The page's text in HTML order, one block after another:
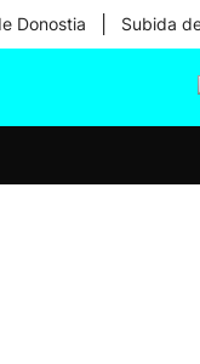
Donostia Subida